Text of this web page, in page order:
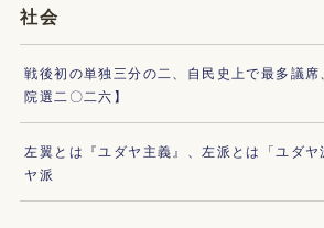
社会
戦後初の単独三分の二、自民史上で最多議
院選二〇二六】
左翼とは『ユダヤ主義』、左派とは「ユダ
ヤ派